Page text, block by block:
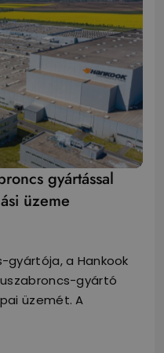
gyártással
üzeme
gyártója, a Hankook
gyártó
üzemét. A